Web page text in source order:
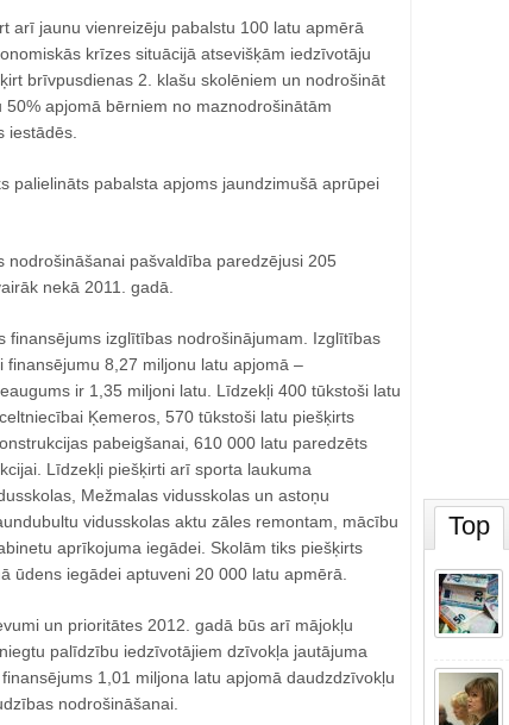
arī jaunu vienreizēju pabalstu 100 latu apmērā
krīzes situācijā atsevišķām iedzīvotāju
brīvpusdienas 2. klašu skolēniem un nodrošināt
apjomā bērniem no maznodrošinātām
iestādēs.
palielināts pabalsta apjoms jaundzimušā aprūpei
nodrošināšanai pašvaldība paredzējusi 205
nekā 2011. gadā.
finansējums izglītības nodrošinājumam. Izglītības
8,27 miljonu latu apjomā –
ir 1,35 miljoni latu. Līdzekļi 400 tūkstoši latu
Ķemeros, 570 tūkstoši latu piešķirts
pabeigšanai, 610 000 latu paredzēts
Līdzekļi piešķirti arī sporta laukuma
Mežmalas vidusskolas un astoņu
vidusskolas aktu zāles remontam, mācību
aprīkojuma iegādei. Skolām tiks piešķirts
ūdens iegādei aptuveni 20 000 latu apmērā.
un prioritātes 2012. gadā būs arī mājokļu
palīdzību iedzīvotājiem dzīvokļa jautājuma
1,01 miljona latu apjomā daudzdzīvokļu
nodrošināšanai.
Top